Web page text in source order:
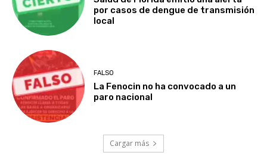
por casos de dengue de transmisión
local
FALSO
La Fenocin no ha convocado a un
paro nacional
Cargar más